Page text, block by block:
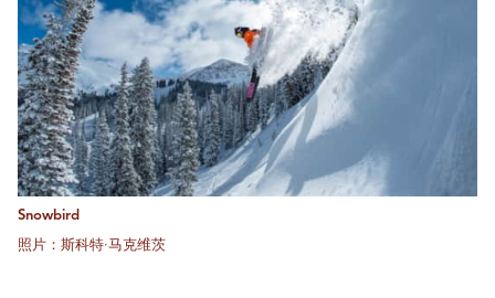
Snowbird
照片：斯科特·马克维茨